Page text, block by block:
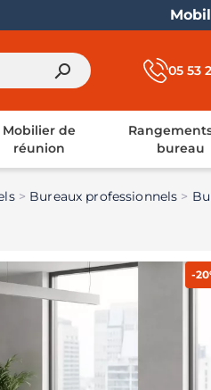
search 05 53
Mobilier de
réunion
bureau
Bureaux professionnels
-